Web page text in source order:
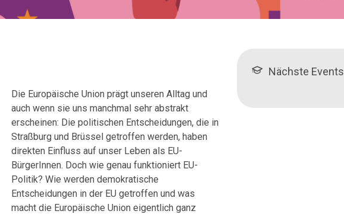
Die Europäische Union prägt unseren Alltag und
auch wenn sie uns manchmal sehr abstrakt
erscheinen: Die politischen Entscheidungen, die in
Straßburg und Brüssel getroffen werden, haben
direkten Einfluss auf unser Leben als EU-
BürgerInnen. Doch wie genau funktioniert EU-
Politik? Wie werden demokratische
Entscheidungen in der EU getroffen und was
macht die Europäische Union eigentlich ganz
Nächste Events